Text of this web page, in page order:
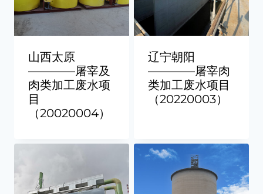
山西太原
————屠宰及
肉类加工废水项
目
（20020004）
辽宁朝阳
————屠宰肉
类加工废水项目
（20220003）